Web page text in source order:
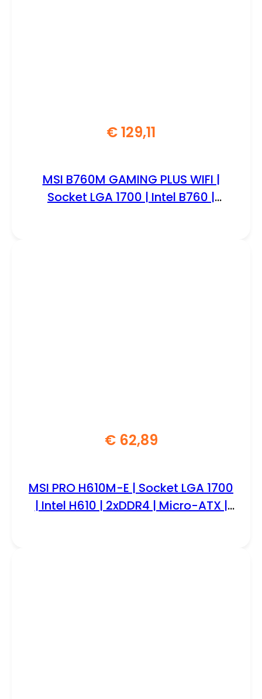
€129,11
MSI B760M GAMING PLUS WIFI |
Socket LGA 1700 | Intel B760 |
€62,89
MSI PRO H610M-E | Socket LGA 1700
| Intel H610 | 2xDDR4 | Micro-ATX |